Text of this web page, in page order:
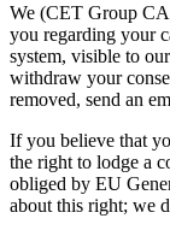
We (CET Group
you regarding your
system, visible to
withdraw your
removed, send an
If you believe that
the right to lodge a
obliged by EU
about this right; we